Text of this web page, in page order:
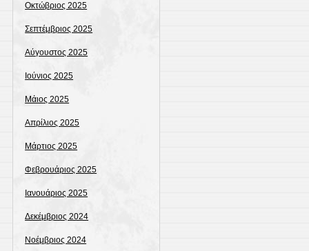
Οκτώβριος 2025
Σεπτέμβριος 2025
Αύγουστος 2025
Ιούνιος 2025
Μάιος 2025
Απρίλιος 2025
Μάρτιος 2025
Φεβρουάριος 2025
Ιανουάριος 2025
Δεκέμβριος 2024
Νοέμβριος 2024